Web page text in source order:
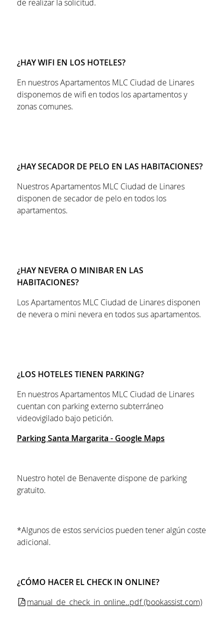
de realizar la solicitud.
¿HAY WIFI EN LOS HOTELES?
En nuestros Apartamentos MLC Ciudad de Linares
disponemos de wifi en todos los apartamentos y
zonas comunes.
¿HAY SECADOR DE PELO EN LAS HABITACIONES?
Nuestros Apartamentos MLC Ciudad de Linares
disponen de secador de pelo en todos los
apartamentos.
¿HAY NEVERA O MINIBAR EN LAS
HABITACIONES?
Los Apartamentos MLC Ciudad de Linares disponen
de nevera o mini nevera en todos sus apartamentos.
¿LOS HOTELES TIENEN PARKING?
En nuestros Apartamentos MLC Ciudad de Linares
cuentan con parking externo subterráneo
videovigilado bajo petición.
Parking Santa Margarita - Google Maps
Nuestro hotel de Benavente dispone de parking
gratuito.
*Algunos de estos servicios pueden tener algún coste
adicional.
¿CÓMO HACER EL CHECK IN ONLINE?
manual_de_check_in_online..pdf (bookassist.com)